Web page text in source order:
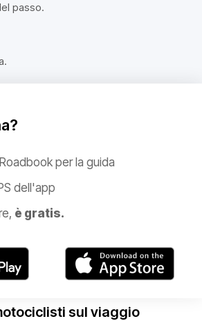
passo.
per la guida
dell'app
è gratis.
sul viaggio